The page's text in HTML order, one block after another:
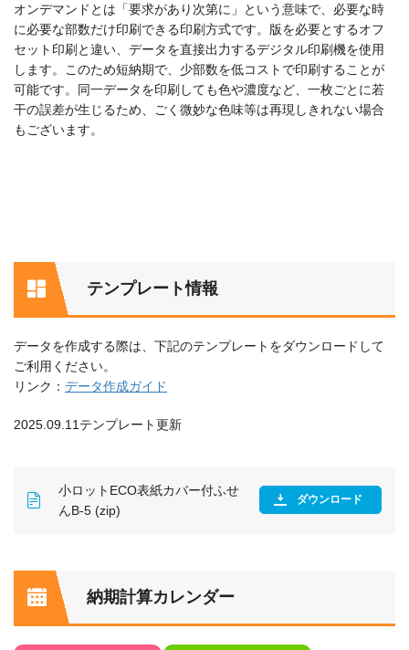
オンデマンドとは「要求があり次第に」という意味で、必要な時
に必要な部数だけ印刷できる印刷方式です。版を必要とするオフ
セット印刷と違い、データを直接出力するデジタル印刷機を使用
します。このため短納期で、少部数を低コストで印刷することが
可能です。同一データを印刷しても色や濃度など、一枚ごとに若
干の誤差が生じるため、ごく微妙な色味等は再現しきれない場合
もございます。
テンプレート情報
データを作成する際は、下記のテンプレートをダウンロードして
ご利用ください。
リンク： データ作成ガイド
2025.09.11テンプレート更新
小ロットECO表紙カバー付ふせ
んB-5 (zip)
ダウンロード
納期計算カレンダー